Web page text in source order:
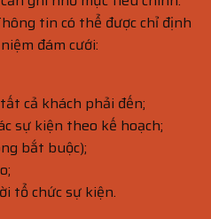
tin có thể được chỉ định
đám cưới:
cả khách phải đến;
sự kiện theo kế hoạch;
bắt buộc);
tổ chức sự kiện.